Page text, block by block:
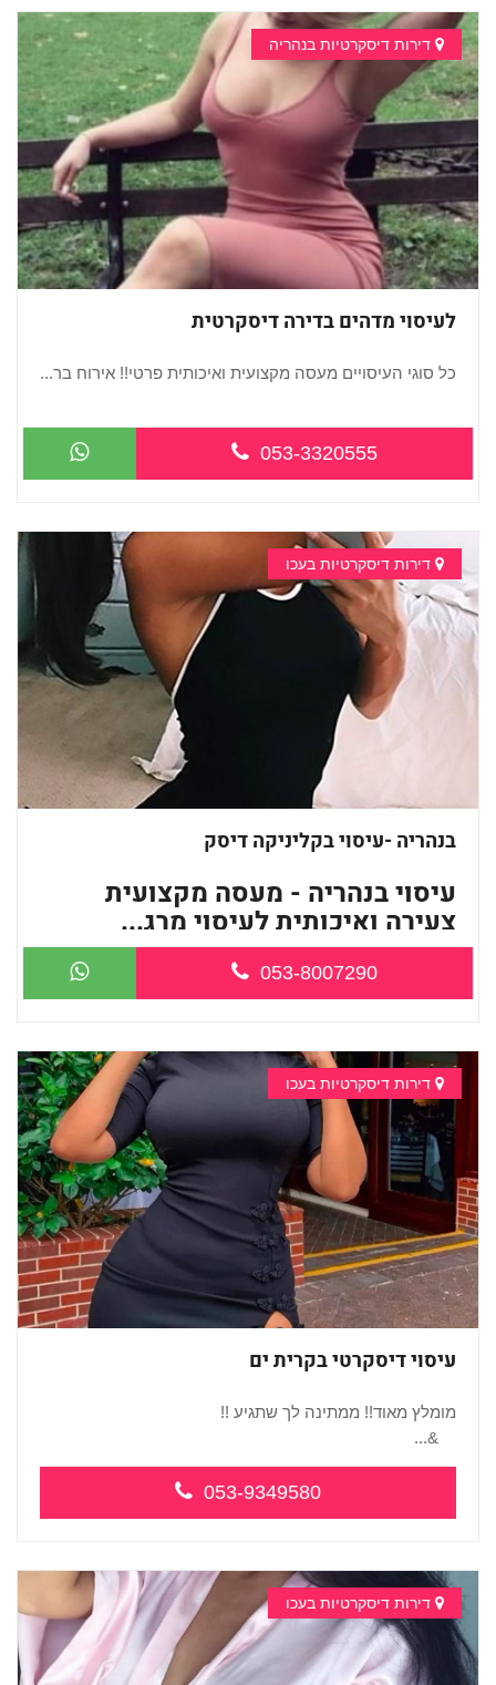
דירות דיסקרטיות בנהריה
לעיסוי מדהים בדירה דיסקרטית
כל סוגי העיסויים מעסה מקצועית ואיכותית פרטי!! אירוח בר...
053-3320555
דירות דיסקרטיות בעכו
בנהריה -עיסוי בקליניקה דיסק
עיסוי בנהריה - מעסה מקצועית
צעירה ואיכותית לעיסוי מרג...
053-8007290
דירות דיסקרטיות בעכו
עיסוי דיסקרטי בקרית ים
מומלץ מאוד!! ממתינה לך שתגיע !!
&...
053-9349580
דירות דיסקרטיות בעכו